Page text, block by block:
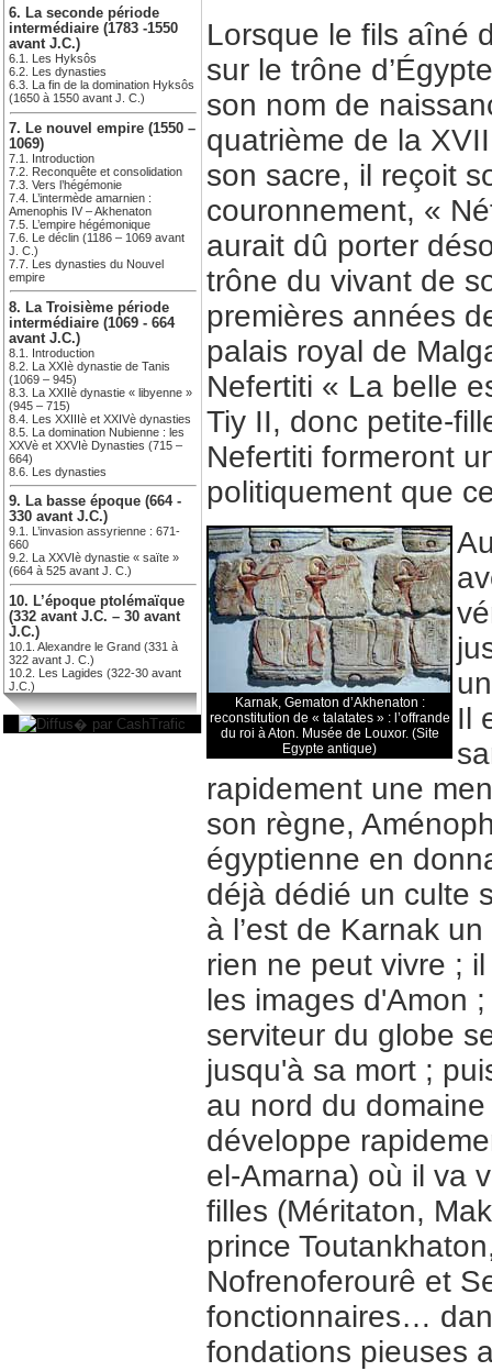
6. La seconde période
intermédiaire (1783 -1550
avant J.C.)
6.1. Les Hyksôs
6.2. Les dynasties
6.3. La fin de la domination Hyksôs
(1650 à 1550 avant J. C.)
7. Le nouvel empire (1550 –
1069)
7.1. Introduction
7.2. Reconquête et consolidation
7.3. Vers l’hégémonie
7.4. L’intermède amarnien :
Amenophis IV – Akhenaton
7.5. L’empire hégémonique
7.6. Le déclin (1186 – 1069 avant
J. C.)
7.7. Les dynasties du Nouvel
empire
8. La Troisième période
intermédiaire (1069 - 664
avant J.C.)
8.1. Introduction
8.2. La XXIè dynastie de Tanis
(1069 – 945)
8.3. La XXIIè dynastie « libyenne »
(945 – 715)
8.4. Les XXIIIè et XXIVè dynasties
8.5. La domination Nubienne : les
XXVè et XXVIè Dynasties (715 –
664)
8.6. Les dynasties
9. La basse époque (664 -
330 avant J.C.)
9.1. L’invasion assyrienne : 671-
660
9.2. La XXVIè dynastie « saïte »
(664 à 525 avant J. C.)
10. L’époque ptolémaïque
(332 avant J.C. – 30 avant
J.C.)
10.1. Alexandre le Grand (331 à
322 avant J. C.)
10.2. Les Lagides (322-30 avant
J.C.)
Lorsque le fils aîné
sur le trône
son nom de
quatrième de la
son sacre, il reçoit
couronnement, «
aurait dû porter
trône du vivant de
premières années
palais royal de
Nefertiti « La belle
Tiy II, donc petite-
Nefertiti formeront
politiquement que
Karnak, Gematon d’Akhenaton :
reconstitution de « talatates » : l’offrande
du roi à Aton. Musée de Louxor. (Site
Egypte antique)
Il
rapidement une
son règne,
égyptienne en
déjà dédié un culte
à l’est de Karnak
rien ne peut vivre ;
les images d'Amon
serviteur du globe
jusqu'à sa mort ;
au nord du
développe
el-Amarna) où il va
filles (Méritaton,
prince
Nofrenoferourê et
fonctionnaires…
fondations pieuses